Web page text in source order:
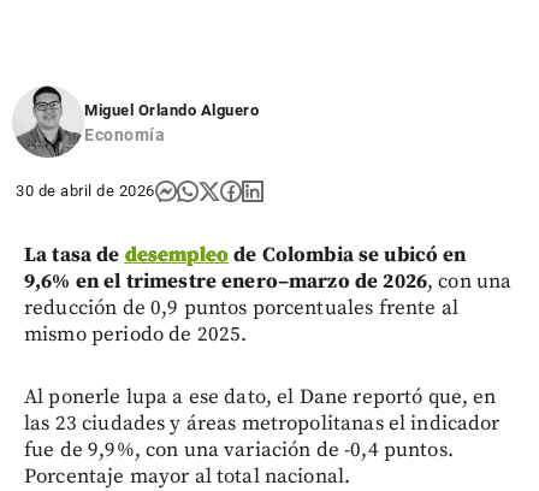
Miguel Orlando Alguero
Economía
30 de abril de 2026
La tasa de desempleode Colombia se ubicó en
9,6% en el trimestre enero–marzo de 2026, con una
reducción de 0,9 puntos porcentuales frente al
mismo periodo de 2025.
Al ponerle lupa a ese dato, el Dane reportó que, en
las 23 ciudades y áreas metropolitanas el indicador
fue de 9,9%, con una variación de -0,4 puntos.
Porcentaje mayor al total nacional.